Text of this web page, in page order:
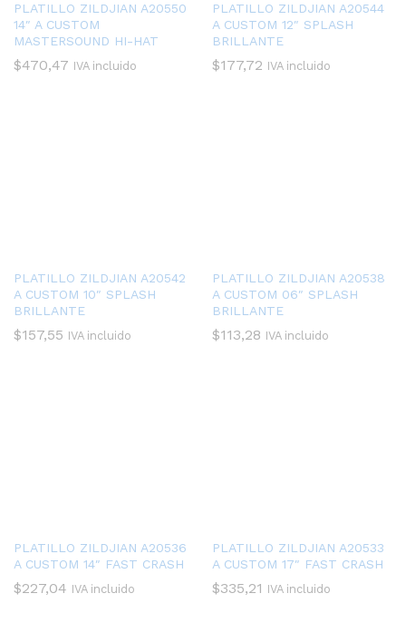
PLATILLO ZILDJIAN A20550
14″ A CUSTOM
MASTERSOUND HI-HAT
$470,47 IVA incluido
PLATILLO ZILDJIAN A20544
A CUSTOM 12″ SPLASH
BRILLANTE
$177,72 IVA incluido
PLATILLO ZILDJIAN A20542
A CUSTOM 10″ SPLASH
BRILLANTE
$157,55 IVA incluido
PLATILLO ZILDJIAN A20538
A CUSTOM 06″ SPLASH
BRILLANTE
$113,28 IVA incluido
PLATILLO ZILDJIAN A20536
A CUSTOM 14″ FAST CRASH
$227,04 IVA incluido
PLATILLO ZILDJIAN A20533
A CUSTOM 17″ FAST CRASH
$335,21 IVA incluido